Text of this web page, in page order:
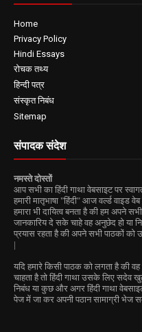
Home
Privacy Policy
Hindi Essays
रोचक तथ्य
हिन्दी पत्र
संस्कृत निबंध
Sitemap
संपादक संदेश
नमस्ते दोस्तों
आप सभी का हिंदी गाथा वेबसाइट पर
हमारी मातृभाषा "हिंदी" आज वर्ल्ड वाइड
हमारा भी दायित्व बनता है की हम अपने
जानकारिय दे सके चाहे वह अनुछेद हो या
प्रयास रहता है की अपने सभी पाठकों को
|
यदि हमारे किसी पाठक को लगता है की वह
चाहता है तो हिंदी गाथा उसके लिए सदेव
निबंध या कुछ और अगर हिंदी गाथा
पेज में जा कर अपनी पठान सामाग्री भेज